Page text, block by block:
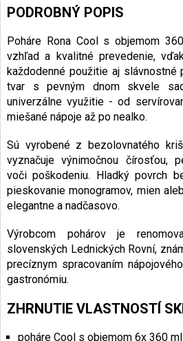
PODROBNÝ POPIS
Poháre Rona Cool s objemom
vzhľad a kvalitné prevedenie,
každodenné použitie aj
tvar s pevným dnom skvele
univerzálne využitie - od
miešané nápoje až po nealko.
Sú vyrobené z bezolovnatého
vyznačuje výnimočnou čírosťou,
voči poškodeniu. Hladký povrch
pieskovanie monogramov, mien
elegantne a nadčasovo.
Výrobcom pohárov je
slovenských Lednických Rovní,
precíznym spracovaním
gastronómiu.
ZHRNUTIE VLASTNOSTÍ
poháre Cool s objemom 6x 360 ml